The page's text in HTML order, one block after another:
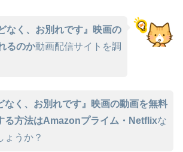
なく、お別れです』映画の
るのか動画配信サイトを調
なく、お別れです』映画の動画を無料
る方法はAmazonプライム・Netflixな
ょうか？